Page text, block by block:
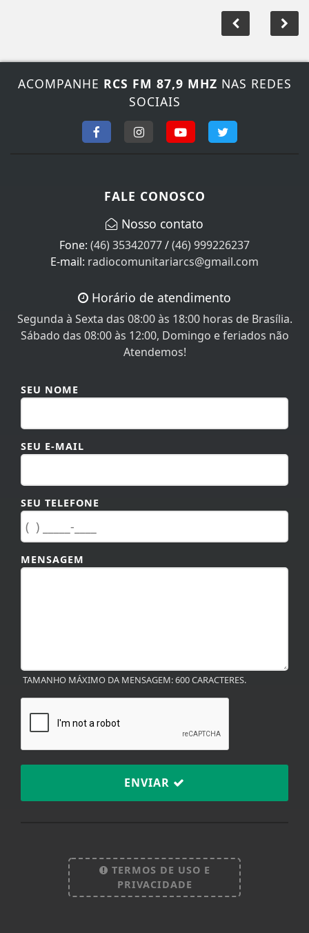
ACOMPANHE RCS FM 87,9 MHZ NAS REDES
SOCIAIS
FALE CONOSCO
Nosso contato
Fone: (46) 35342077/(46) 999226237
E-mail: radiocomunitariarcs@gmail.com
Horário de atendimento
Segunda à Sexta das 08:00 às 18:00 horas de Brasília.
Sábado das 08:00 às 12:00, Domingo e feriados não
Atendemos!
SEU NOME
SEU E-MAIL
SEU TELEFONE
MENSAGEM
TAMANHO MÁXIMO DA MENSAGEM: 600 CARACTERES.
ENVIAR
TERMOS DE USO E
PRIVACIDADE
Termos de Uso e Privacidade
de Uso e Privacidade.
PARA MAIS INFORMAÇÕES,ACESSE NOSSOS TERMOS
CLICANDO AQUI